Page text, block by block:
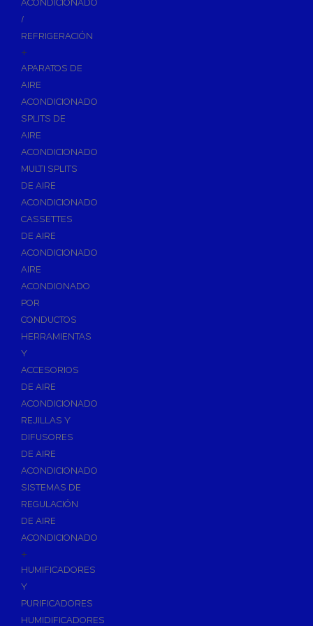
Asientos y Tapas de WC
Lavabos
Urinarios
Bidés
Vertederos Baño
Sanitarios Suspendidos
Placas de Accionamiento para Cisternas
Cisternas Empotradas
Seguridad en el Baño
Wellness
Calefacción y A.C.S
Accesorios de Calefacción
Vasos de Expansión
Termometros
Otros accesorios de calefacción
Accesorios de Radiadores
Tapones, purgadores y accesorios para radiador
Soportes para Radiadores
Acumuladores e Interacumuladores
Bombas Circuladoras / Grupos de Bombeo
Bombas de Calefacción
Bombas Simples para ACS
Calderas
Grupos Térmicos de Gasóleo
ACONDICIONADO
/
REFRIGERACIÓN
+
APARATOS DE
AIRE
ACONDICIONADO
SPLITS DE
AIRE
ACONDICIONADO
MULTI SPLITS
DE AIRE
ACONDICIONADO
CASSETTES
DE AIRE
ACONDICIONADO
AIRE
ACONDIONADO
POR
CONDUCTOS
HERRAMIENTAS
Y
ACCESORIOS
DE AIRE
ACONDICIONADO
REJILLAS Y
DIFUSORES
DE AIRE
ACONDICIONADO
SISTEMAS DE
REGULACIÓN
DE AIRE
ACONDICIONADO
+
HUMIFICADORES
Y
PURIFICADORES
HUMIDIFICADORES